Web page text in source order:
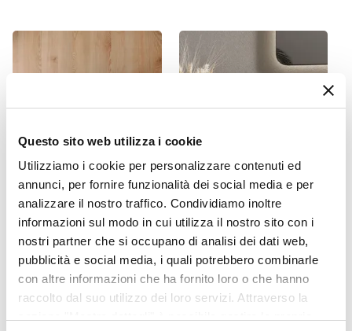
Questo sito web utilizza i cookie
Utilizziamo i cookie per personalizzare contenuti ed
annunci, per fornire funzionalità dei social media e per
analizzare il nostro traffico. Condividiamo inoltre
informazioni sul modo in cui utilizza il nostro sito con i
nostri partner che si occupano di analisi dei dati web,
pubblicità e social media, i quali potrebbero combinarle
con altre informazioni che ha fornito loro o che hanno
raccolto dal suo utilizzo dei loro servizi. Attraverso la
Sì
Kit Fissaggio A Muro
Incluso
Caratteristiche
Caratteristiche Lavabo
Lavabo
Non incluso
Tipologia Lavabo
Appoggio
Rubinetteria
Non inclusa
Kit Scarico
CODICE: AV-6NP
Lampada applique 65 cm in
metallo nero opaco - Float
€ 65,00
CODICE:KYR-LAN
Miscelatore lavabo alto nero
opaco – Kyria
€ 98,00